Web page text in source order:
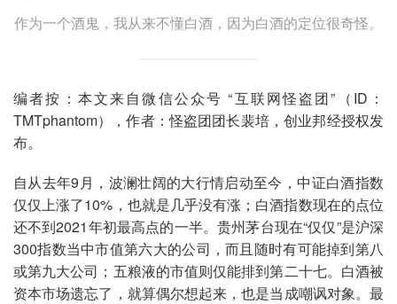
作为一个酒鬼，我从来不懂白酒，因为白酒的定位很奇怪。
编者按：本文来自微信公众号 “互联网怪盗团”（ID：
TMTphantom），作者：怪盗团团长裴培，创业邦经授权发
布。
自从去年9月，波澜壮阔的大行情启动至今，中证白酒指数
仅仅上涨了10%，也就是几乎没有涨；白酒指数现在的点位
还不到2021年初最高点的一半。贵州茅台现在“仅仅”是沪深
300指数当中市值第六大的公司，而且随时有可能掉到第八
或第九大公司；五粮液的市值则仅能排到第二十七。白酒被
资本市场遗忘了，就算偶尔想起来，也是当成嘲讽对象。最